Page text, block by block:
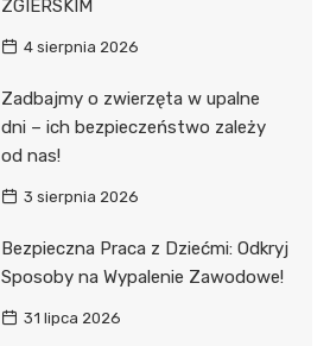
ZGIERSKIM
4 sierpnia 2026
Zadbajmy o zwierzęta w upalne
dni – ich bezpieczeństwo zależy
od nas!
3 sierpnia 2026
Bezpieczna Praca z Dziećmi: Odkryj
Sposoby na Wypalenie Zawodowe!
31 lipca 2026